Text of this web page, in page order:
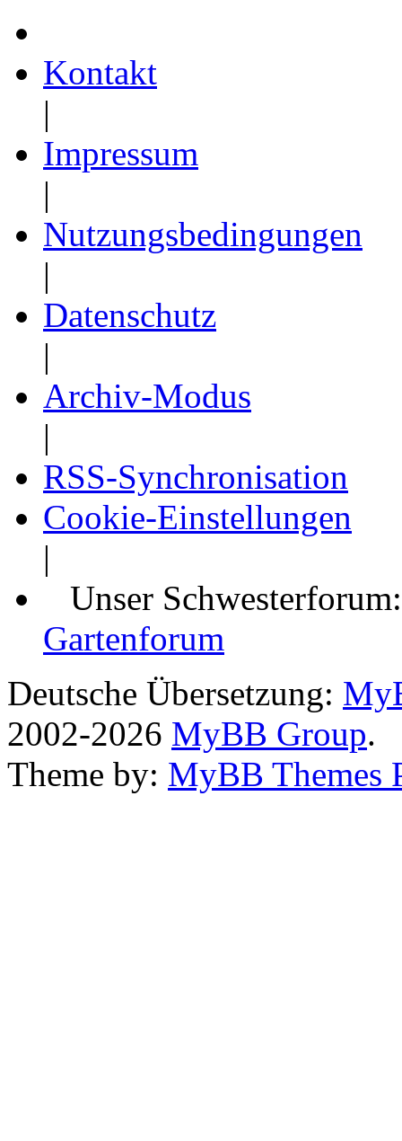
Kontakt
|
Impressum
|
Nutzungsbedingungen
|
Datenschutz
|
Archiv-Modus
|
RSS-Synchronisation
Cookie-Einstellungen
|
Unser
Gartenforum
Deutsche Übersetzung:
2002-2026 MyBB Group.
Theme by: MyBB Themes